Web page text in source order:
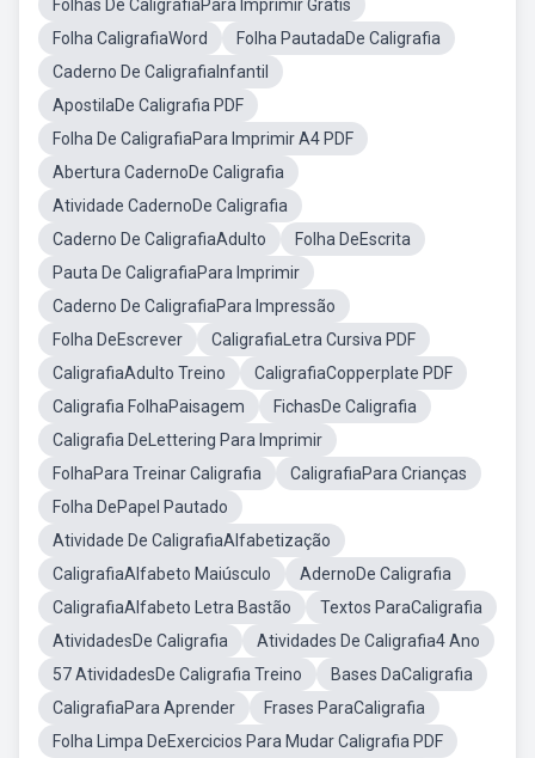
Folhas De CaligrafiaPara Imprimir Gratis
Folha CaligrafiaWord
Folha PautadaDe Caligrafia
Caderno De CaligrafiaInfantil
ApostilaDe Caligrafia PDF
Folha De CaligrafiaPara Imprimir A4 PDF
Abertura CadernoDe Caligrafia
Atividade CadernoDe Caligrafia
Caderno De CaligrafiaAdulto
Folha DeEscrita
Pauta De CaligrafiaPara Imprimir
Caderno De CaligrafiaPara Impressão
Folha DeEscrever
CaligrafiaLetra Cursiva PDF
CaligrafiaAdulto Treino
CaligrafiaCopperplate PDF
Caligrafia FolhaPaisagem
FichasDe Caligrafia
Caligrafia DeLettering Para Imprimir
FolhaPara Treinar Caligrafia
CaligrafiaPara Crianças
Folha DePapel Pautado
Atividade De CaligrafiaAlfabetização
CaligrafiaAlfabeto Maiúsculo
AdernoDe Caligrafia
CaligrafiaAlfabeto Letra Bastão
Textos ParaCaligrafia
AtividadesDe Caligrafia
Atividades De Caligrafia4 Ano
57 AtividadesDe Caligrafia Treino
Bases DaCaligrafia
CaligrafiaPara Aprender
Frases ParaCaligrafia
Folha Limpa DeExercicios Para Mudar Caligrafia PDF